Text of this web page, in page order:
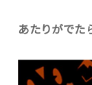
あたりがでた